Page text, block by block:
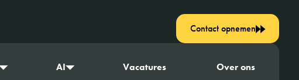
AI Vacatures Over ons
Contact opnemen